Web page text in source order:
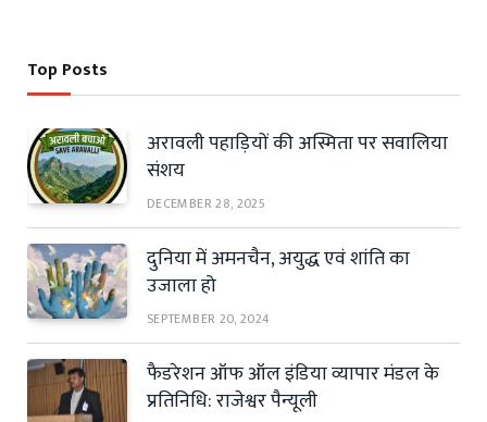
Top Posts
अरावली पहाड़ियों की अस्मिता पर सवालिया
संशय
DECEMBER 28, 2025
दुनिया में अमनचैन, अयुद्ध एवं शांति का
उजाला हो
SEPTEMBER 20, 2024
फैडरेशन ऑफ ऑल इंडिया व्यापार मंडल के
प्रतिनिधि: राजेश्वर पैन्यूली